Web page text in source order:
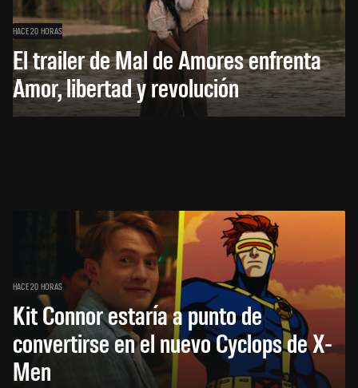
HACE 20 HORAS
El trailer de Mal de Amores enfrenta
Amor, libertad y revolución
HACE 20 HORAS
Kit Connor estaría a punto de
convertirse en el nuevo Cyclops de X-
Men